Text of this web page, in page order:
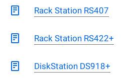
Rack Station RS407
Rack Station RS422+
DiskStation DS918+